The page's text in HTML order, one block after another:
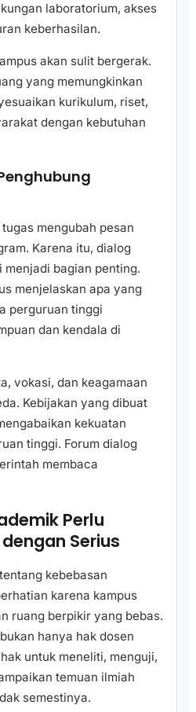
laboratorium, akses
keberhasilan.
akan sulit bergerak.
yang memungkinkan
kurikulum, riset,
dengan kebutuhan
mengubah pesan
Karena itu, dialog
bagian penting.
menjelaskan apa yang
perguruan tinggi
dan kendala di
vokasi, dan keagamaan
Kebijakan yang dibuat
kekuatan
tinggi. Forum dialog
membaca
Perlu
Serius
kebebasan
karena kampus
ruang berpikir yang bebas.
hanya hak dosen
untuk meneliti, menguji,
temuan ilmiah
semestinya.